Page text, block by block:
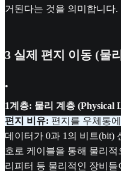
거된다는 것을 의미합니다.
3 실제 편지 이동 (물
•
1계층: 물리 계층 (Physical
편지 비유: 편지를 우체통
데이터가 0과 1의 비트(bit)
호로 케이블을 통해 물리
리피터 등 물리적인 장비